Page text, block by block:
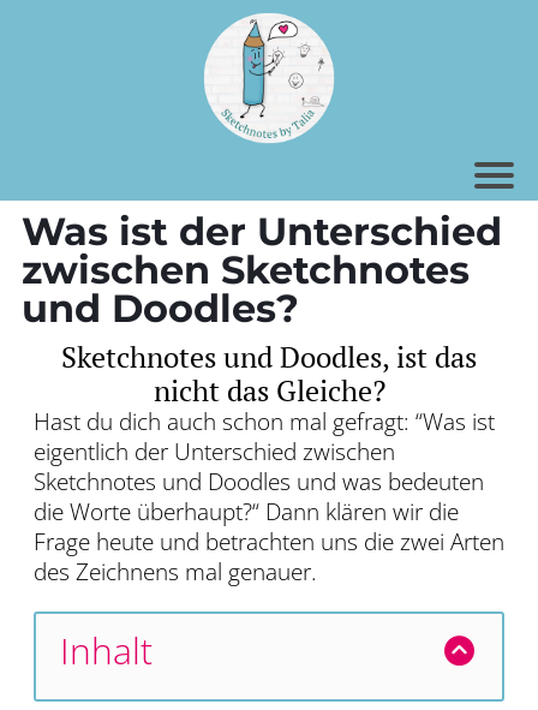
Was ist der Unterschied
zwischen Sketchnotes
und Doodles?
Sketchnotes und Doodles, ist das
nicht das Gleiche?
Hast du dich auch schon mal gefragt: “Was ist
eigentlich der Unterschied zwischen
Sketchnotes und Doodles und was bedeuten
die Worte überhaupt?“ Dann klären wir die
Frage heute und betrachten uns die zwei Arten
des Zeichnens mal genauer.
Inhalt
s